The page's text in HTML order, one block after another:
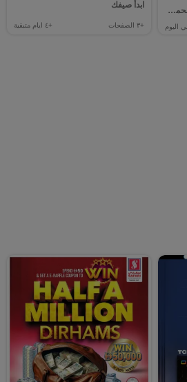
الظيت الشمالي، طريق الشيخ محمد بن سالم.
اليوم
ابدأ صيفك
+٣ الصفحات +٤ ايام متبقية